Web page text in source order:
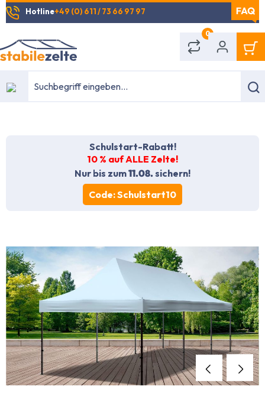
springen
Hotline+49 (0) 611 / 73 66 97 97
0
Schulstart-Rabatt!
10 % auf ALLE Zelte!
Nur bis zum11.08.sichern!
Code: Schulstart10